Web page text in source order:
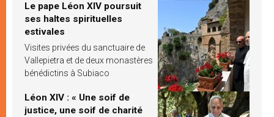
Le pape Léon XIV poursuit
ses haltes spirituelles
estivales
Visites privées du sanctuaire de
Vallepietra et de deux monastères
bénédictins à Subiaco
Léon XIV : « Une soif de
justice, une soif de charité